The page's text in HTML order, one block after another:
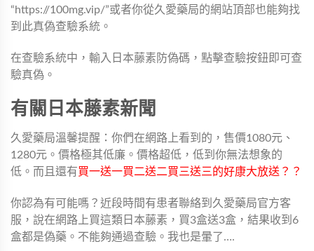
“https://100mg.vip/”或者你從久愛藥局的網站頂部也能夠找
到此真偽查驗系統。
在查驗系統中，輸入日本藤素防偽碼，點擊查驗按鈕即可查
驗真偽。
有關日本藤素新聞
久愛藥局溫馨提醒：你們在網路上看到的，售價1080元、
1280元。價格極其低廉。價格超低，低到你無法想象的
低。而且還有 買一送一買二送二買三送三的好康大放送？？
你認為有可能嗎？近段時間有患者聯絡到久愛藥局官方客
服，說在網路上買這類日本藤素，買3盒送3盒，結果收到6
盒都是偽藥。不能夠通過查驗。我也是暈了….